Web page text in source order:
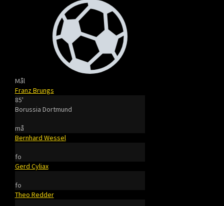
Mål
Franz Brungs
85'
Borussia Dortmund
må
Bernhard Wessel
fo
Gerd Cyliax
fo
Theo Redder